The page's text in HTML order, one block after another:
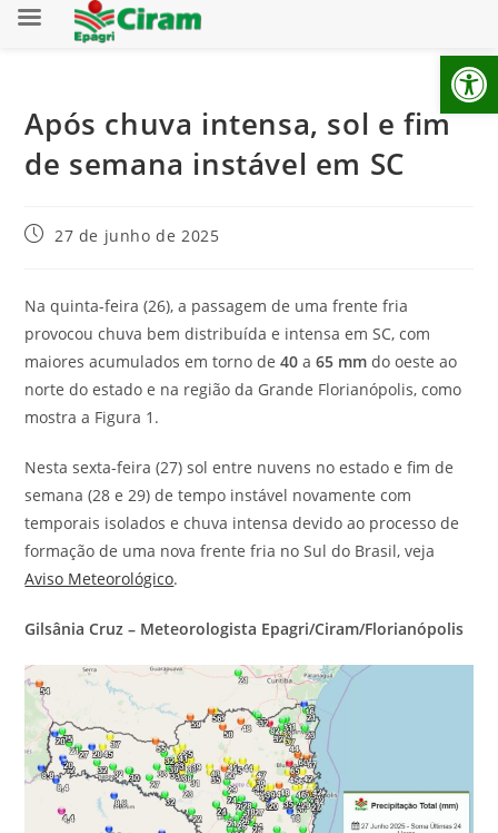
Após chuva intensa, sol e fim
de semana instável em SC
27 de junho de 2025
Na quinta-feira (26), a passagem de uma frente fria
provocou chuva bem distribuída e intensa em SC, com
maiores acumulados em torno de40 a65 mm do oeste ao
norte do estado e na região da Grande Florianópolis, como
mostra a Figura 1.
Nesta sexta-feira (27) sol entre nuvens no estado e fim de
semana (28 e 29) de tempo instável novamente com
temporais isolados e chuva intensa devido ao processo de
formação de uma nova frente fria no Sul do Brasil, veja
Aviso Meteorológico.
Gilsânia Cruz – Meteorologista Epagri/Ciram/Florianópolis